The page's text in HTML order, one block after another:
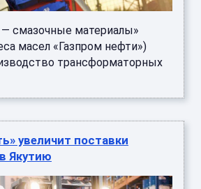
смазочные материалы»
масел «Газпром нефти»)
трансформаторных
увеличит поставки
Якутию